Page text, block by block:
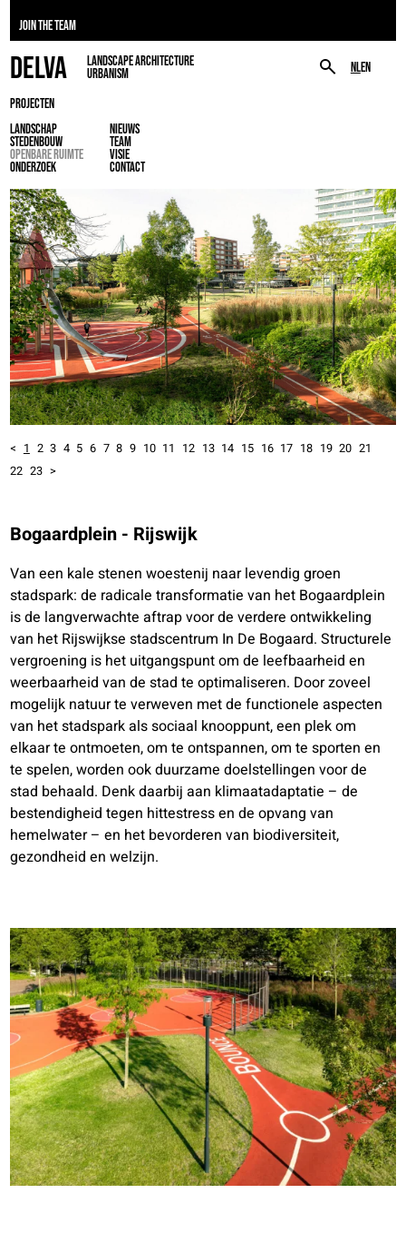
JOIN THE TEAM
NLEN
DELVA
LANDSCAPE ARCHITECTURE
URBANISM
PROJECTEN
LANDSCHAP
STEDENBOUW
OPENBARE RUIMTE
ONDERZOEK
NIEUWS
TEAM
VISIE
CONTACT
< 1 2 3 4 5 6 7 8 9 10 11 12 13 14 15 16 17 18 19 20 21
22 23 >
Bogaardplein - Rijswijk
Van een kale stenen woestenij naar levendig groen
stadspark: de radicale transformatie van het Bogaardplein
is de langverwachte aftrap voor de verdere ontwikkeling
van het Rijswijkse stadscentrum In De Bogaard. Structurele
vergroening is het uitgangspunt om de leefbaarheid en
weerbaarheid van de stad te optimaliseren. Door zoveel
mogelijk natuur te verweven met de functionele aspecten
van het stadspark als sociaal knooppunt, een plek om
elkaar te ontmoeten, om te ontspannen, om te sporten en
te spelen, worden ook duurzame doelstellingen voor de
stad behaald. Denk daarbij aan klimaatadaptatie – de
bestendigheid tegen hittestress en de opvang van
hemelwater – en het bevorderen van biodiversiteit,
gezondheid en welzijn.